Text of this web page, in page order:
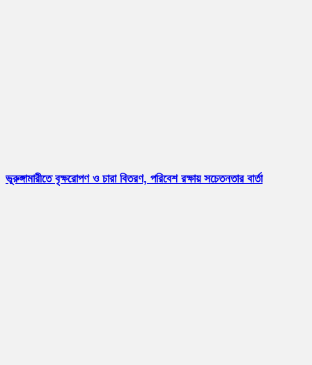
ভূরুঙ্গামারীতে বৃক্ষরোপণ ও চারা বিতরণ, পরিবেশ রক্ষায় সচেতনতার বার্তা